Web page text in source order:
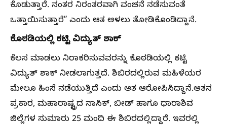
ಕೊಡುತ್ತಾರೆ. ನಂತರ ನಿರಂತರವಾಗಿ ವಂಚನೆ ನಡೆಸುವಂತೆ
ಒತ್ತಾಯಿಸುತ್ತಾರೆ” ಎಂದು ಆತ ಅಳಲು ತೋಡಿಕೊಂಡಿದ್ದಾನೆ.
ಕೊಠಡಿಯಲ್ಲಿ ಕಟ್ಟಿ ವಿದ್ಯುತ್ ಶಾಕ್
ಕೆಲಸ ಮಾಡಲು ನಿರಾಕರಿಸುವವರನ್ನು ಕೊಠಡಿಯಲ್ಲಿ ಕಟ್ಟಿ
ವಿದ್ಯುತ್ ಶಾಕ್ ನೀಡಲಾಗುತ್ತದೆ. ಶಿಬಿರದಲ್ಲಿರುವ ಮಹಿಳೆಯರ
ಮೇಲೂ ಹಿಂಸೆ ನಡೆಯುತ್ತಿದೆ ಎಂದು ಆತ ಆರೋಪಿಸಿದ್ದಾನೆ.ಆತನ
ಪ್ರಕಾರ, ಮಹಾರಾಷ್ಟ್ರದ ನಾಸಿಕ್, ಬೀಡ್ ಹಾಗೂ ಧಾರಾಶಿವ
ಜಿಲ್ಲೆಗಳ ಸುಮಾರು 25 ಮಂದಿ ಈ ಶಿಬಿರದಲ್ಲಿದ್ದಾರೆ. ಇವರಲ್ಲಿ